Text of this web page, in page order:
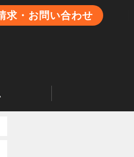
求・お問い合わせ